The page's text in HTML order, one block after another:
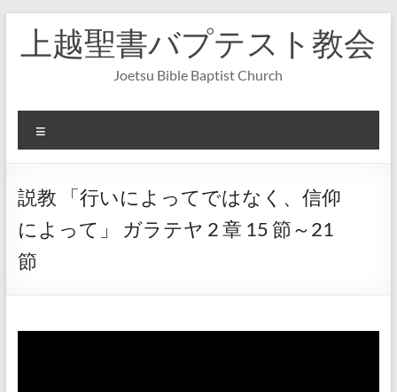
へ
上越聖書バプテスト教会
Joetsu Bible Baptist Church
ニ
ー
説教 「行いによってではなく、信仰
によって」 ガラテヤ 2 章 15 節～21
節